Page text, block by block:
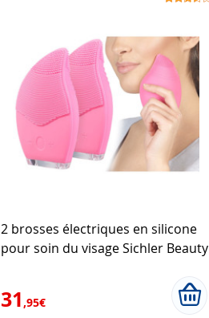
2 brosses électriques en silicone
pour soin du visage Sichler Beauty
31,95€